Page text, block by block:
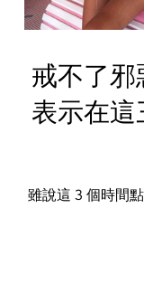
戒不了
表示在這
雖說這 3 個時間